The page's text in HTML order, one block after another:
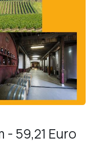
- 59,21 Euro